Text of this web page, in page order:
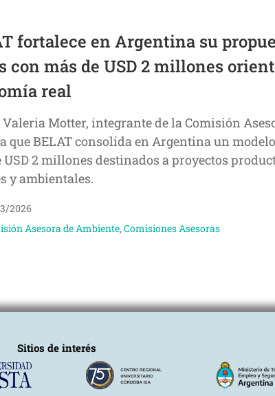
fortalece en Argentina su
con más de USD 2 millones
real
Valeria Motter, integrante de la Comisión
que BELAT consolida en Argentina un
USD 2 millones destinados a proyectos
y ambientales.
2026
Asesora de Ambiente, Comisiones Asesoras
Sitios de interés